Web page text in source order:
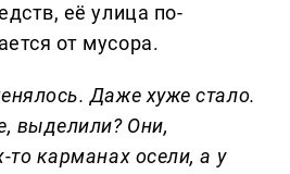
её улица по-
от мусора.
Даже хуже стало.
выделили? Они,
то карманах осели, а у